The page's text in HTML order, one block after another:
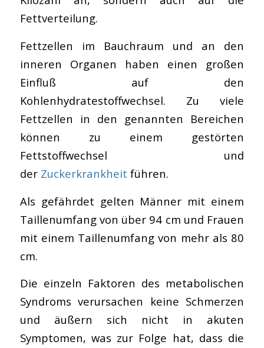
Fettverteilung.
Fettzellen im Bauchraum und an den
inneren Organen haben einen großen
Einfluß auf den
Kohlenhydratestoffwechsel. Zu viele
Fettzellen in den genannten Bereichen
können zu einem gestörten
Fettstoffwechsel und
der Zuckerkrankheit führen.
Als gefährdet gelten Männer mit einem
Taillenumfang von über 94 cm und Frauen
mit einem Taillenumfang von mehr als 80
cm.
Die einzeln Faktoren des metabolischen
Syndroms verursachen keine Schmerzen
und äußern sich nicht in akuten
Symptomen, was zur Folge hat, dass die